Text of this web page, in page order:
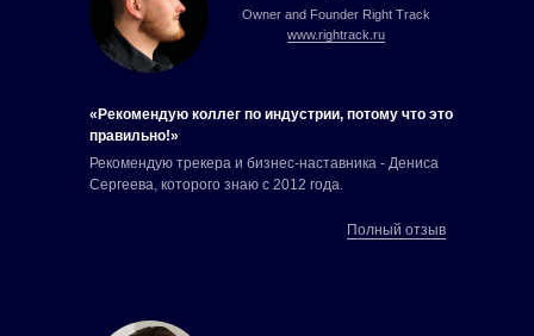
Owner and Founder Right Track
www.rightrack.ru
«Рекомендую коллег по индустрии, потому что это
правильно!»
Рекомендую трекера и бизнес-наставника - Дениса
Сергеева, которого знаю с 2012 года.
Полный отзыв